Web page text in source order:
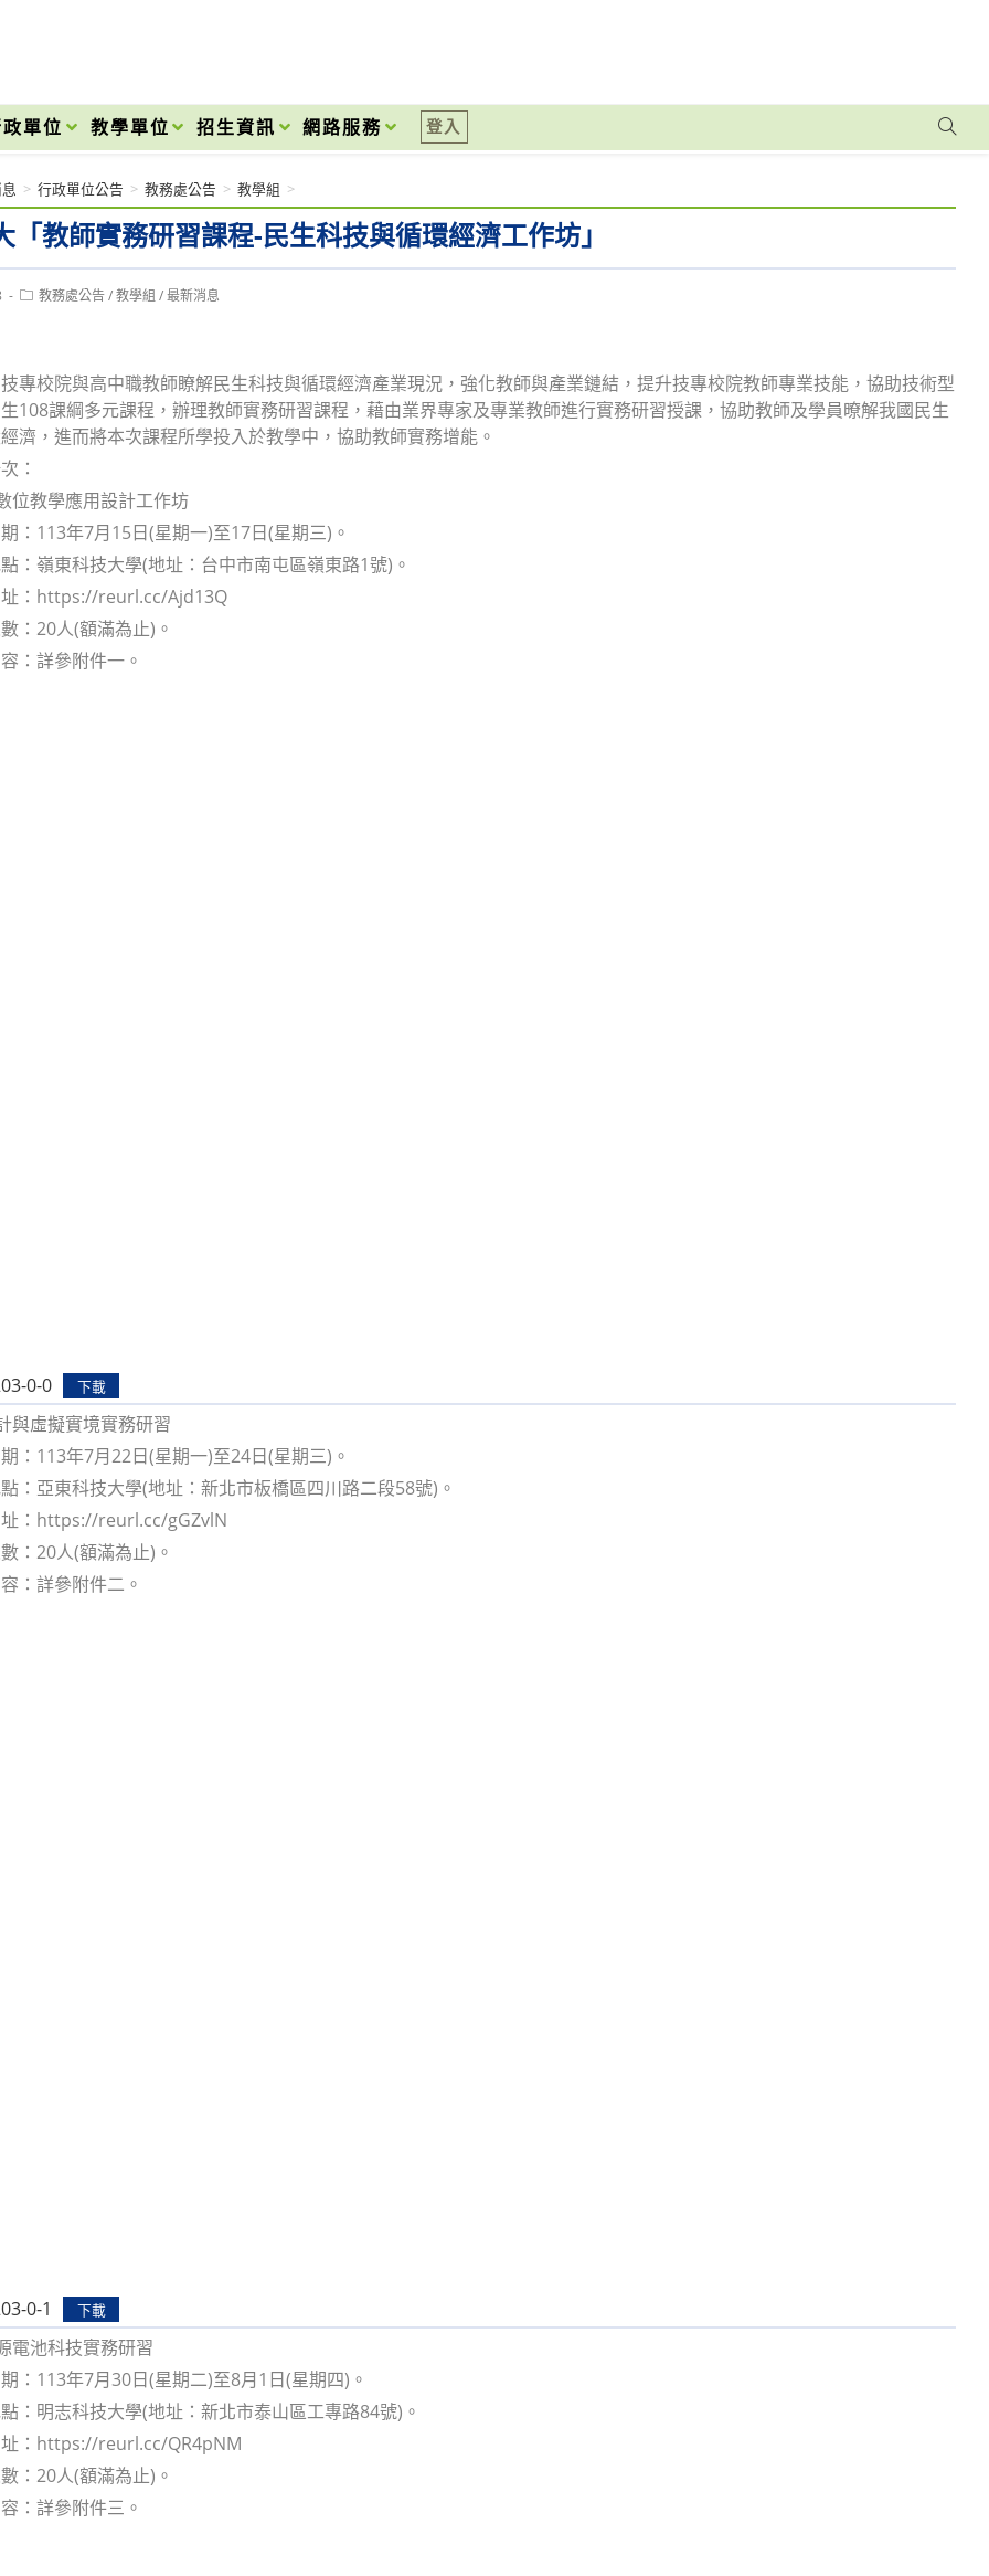
政單位 教學單位 招生資訊 網路服務 登入
「教師實務研習課程-民生科技與循環經濟工作坊」
> 行政單位公告 > 教務處公告 > 教學組 >
Post教務處公告 / 教學組 / 最新消息
專校院與高中職教師瞭解民生科技與循環經濟產業現況，強化教師與產業鏈結，提升技專校院教師專業技能，協助技術型
108課綱多元課程，辦理教師實務研習課程，藉由業界專家及專業教師進行實務研習授課，協助教師及學員暸解我國民生
濟，進而將本次課程所學投入於教學中，協助教師實務增能。
：
位教學應用設計工作坊
：113年7月15日(星期一)至17日(星期三)。
：嶺東科技大學(地址：台中市南屯區嶺東路1號)。
址：https://reurl.cc/Ajd13Q
：20人(額滿為止)。
：詳參附件一。
0-0 下載
與虛擬實境實務研習
：113年7月22日(星期一)至24日(星期三)。
：亞東科技大學(地址：新北市板橋區四川路二段58號)。
址：https://reurl.cc/gGZvlN
：20人(額滿為止)。
：詳參附件二。
0-1 下載
電池科技實務研習
：113年7月30日(星期二)至8月1日(星期四)。
：明志科技大學(地址：新北市泰山區工專路84號)。
址：https://reurl.cc/QR4pNM
：20人(額滿為止)。
：詳參附件三。